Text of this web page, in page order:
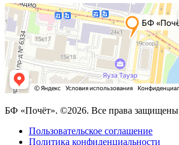
БФ «Почёт». ©2026. Все права защищены
Пользовательское соглашение
Политика конфиденциальности